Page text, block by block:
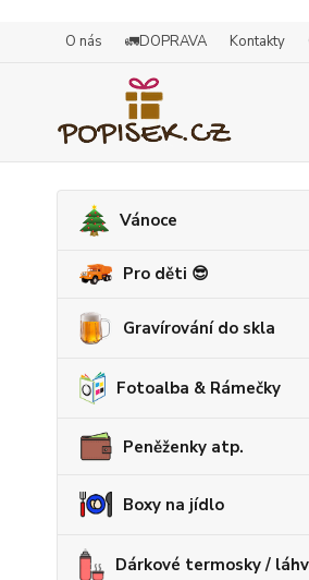
O nás 🚛DOPRAVA Kontakty
Vánoce
Pro děti 😎
Gravírování do skla
Fotoalba & Rámečky
Peněženky atp.
Boxy na jídlo
Dárkové termosky /